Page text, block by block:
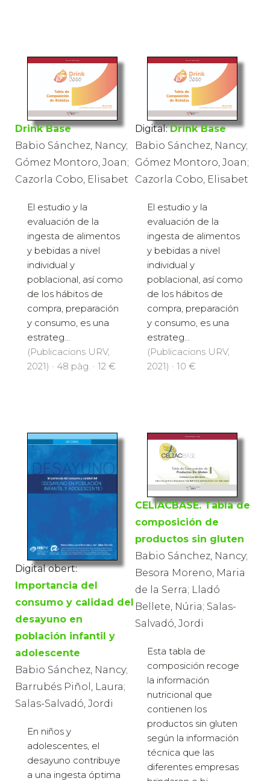
Drink Base
Babio Sánchez, Nancy;
Gómez Montoro, Joan;
Cazorla Cobo, Elisabet
El estudio y la
evaluación de la
ingesta de alimentos
y bebidas a nivel
individual y
poblacional, así como
de los hábitos de
compra, preparación
y consumo, es una
estrateg...
(Publicacions URV,
2021) · 48 pàg. · 12 €
Digital: Drink Base
Babio Sánchez, Nancy;
Gómez Montoro, Joan;
Cazorla Cobo, Elisabet
El estudio y la
evaluación de la
ingesta de alimentos
y bebidas a nivel
individual y
poblacional, así como
de los hábitos de
compra, preparación
y consumo, es una
estrateg...
(Publicacions URV,
2021) · 10 €
Digital obert:
Importancia del
consumo y calidad del
desayuno en
población infantil y
adolescente
Babio Sánchez, Nancy;
Barrubés Piñol, Laura;
Salas-Salvadó, Jordi
En niños y
adolescentes, el
desayuno contribuye
a una ingesta óptima
CELIACBASE. Tabla de
composición de
productos sin gluten
Babio Sánchez, Nancy;
Besora Moreno, Maria
de la Serra; Lladó
Bellete, Núria; Salas-
Salvadó, Jordi
Esta tabla de
composición recoge
la información
nutricional que
contienen los
productos sin gluten
según la información
técnica que las
diferentes empresas